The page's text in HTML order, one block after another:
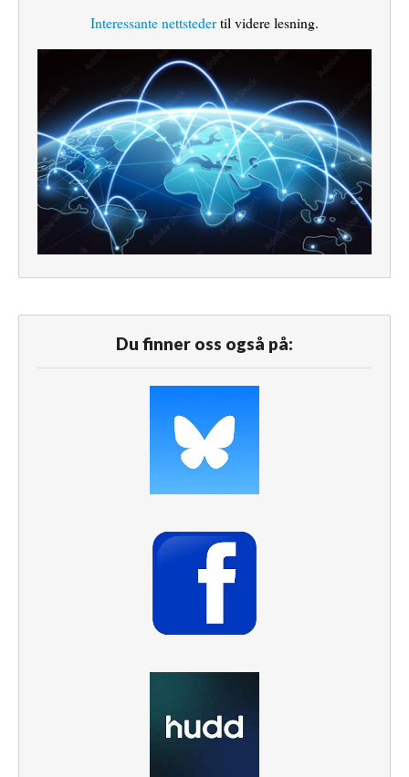
Interessante nettstedertil videre lesning.
Du finner oss også på: